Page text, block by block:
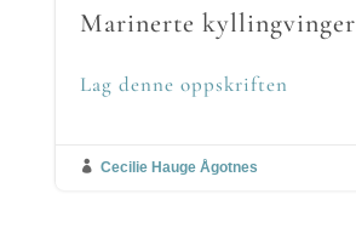
Marinerte kyllingvinger
Lag denne oppskriften
 Cecilie Hauge Ågotnes